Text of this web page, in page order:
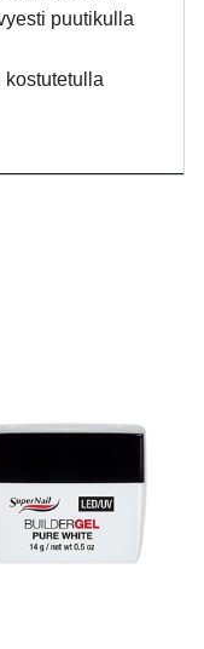
puutikulla
kostutetulla